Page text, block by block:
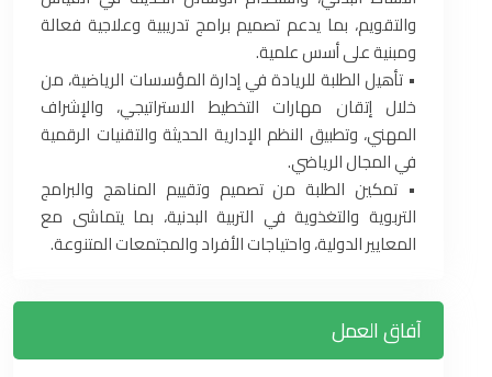
والتقويم، بما يدعم تصميم برامج تدريبية وعلاجية فعالة
ومبنية على أسس علمية.
• تأهيل الطلبة للريادة في إدارة المؤسسات الرياضية، من
خلال إتقان مهارات التخطيط الاستراتيجي، والإشراف
المهني، وتطبيق النظم الإدارية الحديثة والتقنيات الرقمية
في المجال الرياضي.
• تمكين الطلبة من تصميم وتقييم المناهج والبرامج
التربوية والتغذوية في التربية البدنية، بما يتماشى مع
المعايير الدولية، واحتياجات الأفراد والمجتمعات المتنوعة.
آفاق العمل